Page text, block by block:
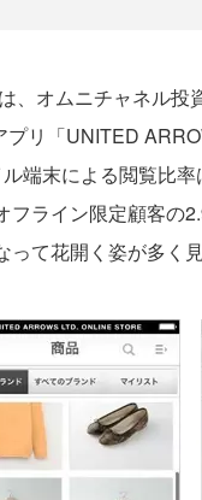
、オムニチャネル投
プリ「UNITED
端末による閲覧比
フライン限定顧客の
て花開く姿が多く見